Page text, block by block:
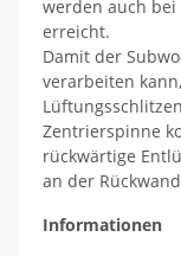
werden auch
erreicht.
Damit der
verarbeiten
Zentrierspinne
rückwärtige
an der
Informationen